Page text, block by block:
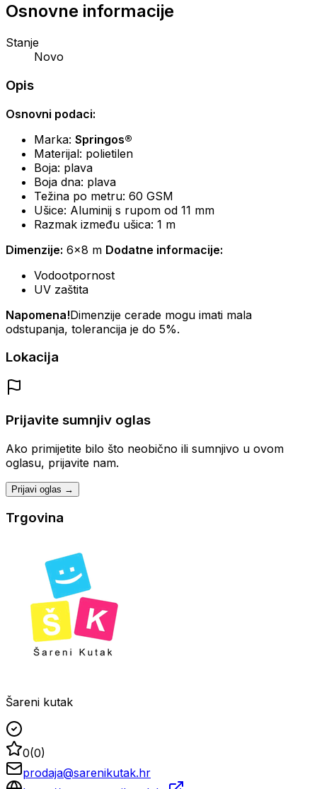
Osnovne informacije
Stanje
Novo
Opis
Osnovni podaci:
Marka: Springos®
Materijal: polietilen
Boja: plava
Boja dna: plava
Težina po metru: 60 GSM
Ušice: Aluminij s rupom od 11 mm
Razmak između ušica: 1 m
Dimenzije: 6x8 m Dodatne informacije:
Vodootpornost
UV zaštita
Napomena!Dimenzije cerade mogu imati mala
odstupanja, tolerancija je do 5%.
Lokacija
Prijavite sumnjiv oglas
Ako primijetite bilo što neobično ili sumnjivo u ovom
oglasu, prijavite nam.
Prijavi oglas →
Trgovina
Šareni kutak
0(0)
prodaja@sarenikutak.hr